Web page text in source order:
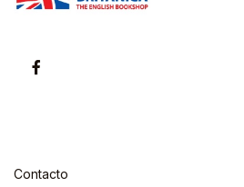
Contacto